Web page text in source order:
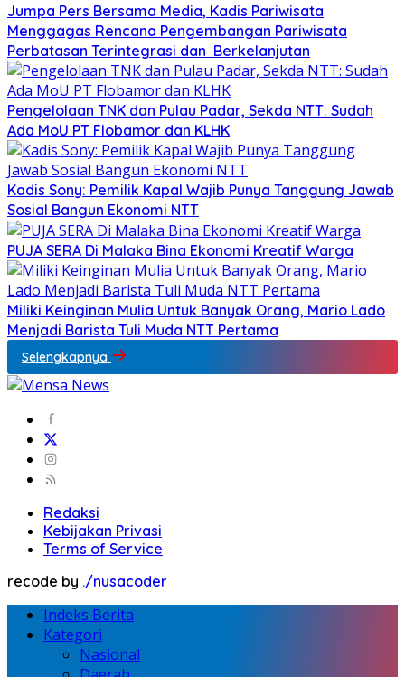
Jumpa Pers Bersama Media, Kadis Pariwisata
Menggagas Rencana Pengembangan Pariwisata
Perbatasan Terintegrasi dan Berkelanjutan
Pengelolaan TNK dan Pulau Padar, Sekda NTT: Sudah
Ada MoU PT Flobamor dan KLHK
Kadis Sony: Pemilik Kapal Wajib Punya Tanggung Jawab
Sosial Bangun Ekonomi NTT
PUJA SERA Di Malaka Bina Ekonomi Kreatif Warga
Miliki Keinginan Mulia Untuk Banyak Orang, Mario Lado
Menjadi Barista Tuli Muda NTT Pertama
Selengkapnya
Redaksi
Kebijakan Privasi
Terms of Service
recode by ./nusacoder
Indeks Berita
Kategori
Nasional